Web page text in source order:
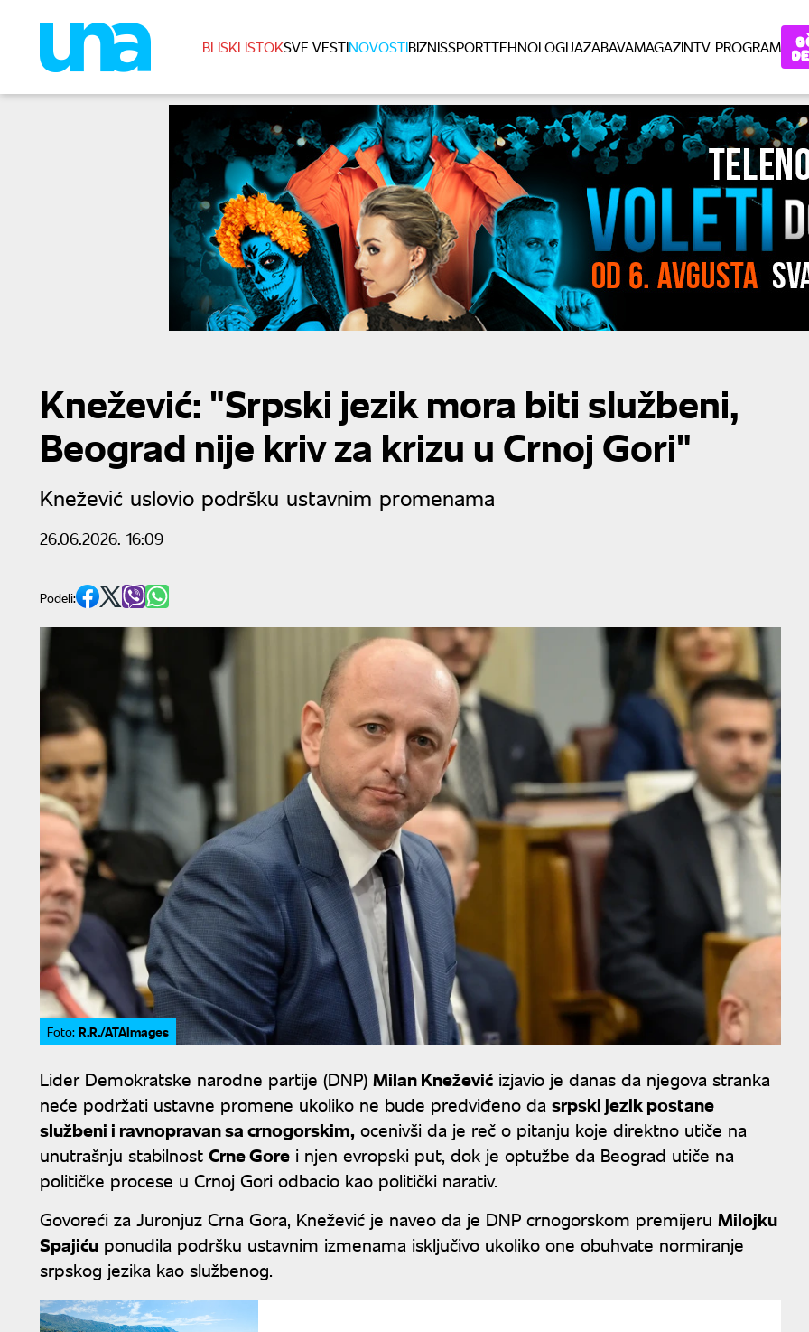
BLISKI ISTOKSVE VESTINOVOSTIBIZNISSPORTTEHNOLOGIJAZABAVAMAGAZINTV PROGRAM
Knežević: "Srpski jezik mora biti službeni,
Beograd nije kriv za krizu u Crnoj Gori"
Knežević uslovio podršku ustavnim promenama
26.06.2026. 16:09
Podeli:
Foto: R.R./ATAImages
Lider Demokratske narodne partije (DNP) Milan Knežević izjavio je danas da njegova stranka
neće podržati ustavne promene ukoliko ne bude predviđeno da srpski jezik postane
službeni i ravnopravan sa crnogorskim, ocenivši da je reč o pitanju koje direktno utiče na
unutrašnju stabilnost Crne Gore i njen evropski put, dok je optužbe da Beograd utiče na
političke procese u Crnoj Gori odbacio kao politički narativ.
Govoreći za Juronjuz Crna Gora, Knežević je naveo da je DNP crnogorskom premijeru Milojku
Spajiću ponudila podršku ustavnim izmenama isključivo ukoliko one obuhvate normiranje
srpskog jezika kao službenog.